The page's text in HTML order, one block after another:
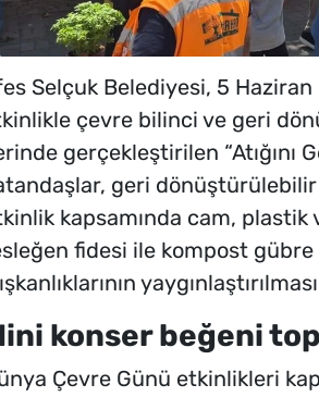
Selçuk Belediyesi, 5
çevre bilinci ve geri
gerçekleştirilen “Atığını
geri dönüştürülebilir
kapsamında cam, plastik
fidesi ile kompost gübre
konser beğeni
Çevre Günü etkinlikleri